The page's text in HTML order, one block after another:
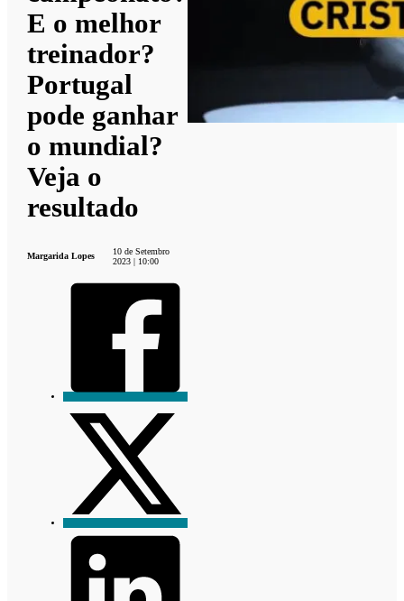
E o melhor
treinador?
Portugal
pode ganhar
o mundial?
Veja o
resultado
Margarida Lopes
10 de Setembro
2023 | 10:00